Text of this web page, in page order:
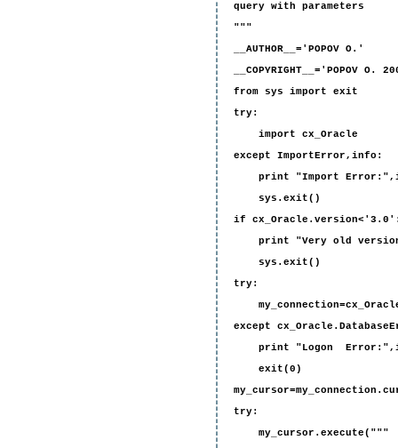
query with parameters
"""
__AUTHOR__='POPOV O.'
__COPYRIGHT__='POPOV
from sys import exit
try:
import cx_Oracle
except ImportError,info:
print "Import
sys.exit()
if
print "Very old version
sys.exit()
try:
except
print "Logon
exit(0)
try:
my_cursor.execute("""